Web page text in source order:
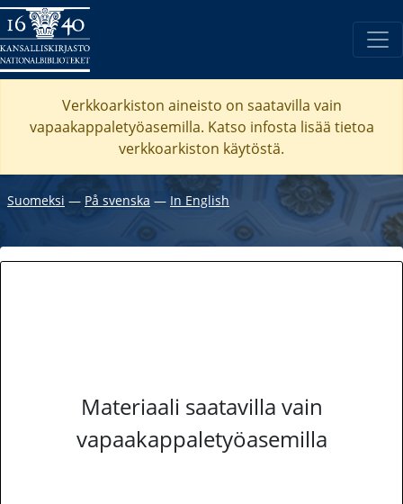
Verkkoarkiston aineisto on saatavilla vain
vapaakappaletyöasemilla. Katso infosta lisää tietoa
verkkoarkiston käytöstä.
Suomeksi ― På svenska ― In English
Materiaali saatavilla vain
vapaakappaletyöasemilla